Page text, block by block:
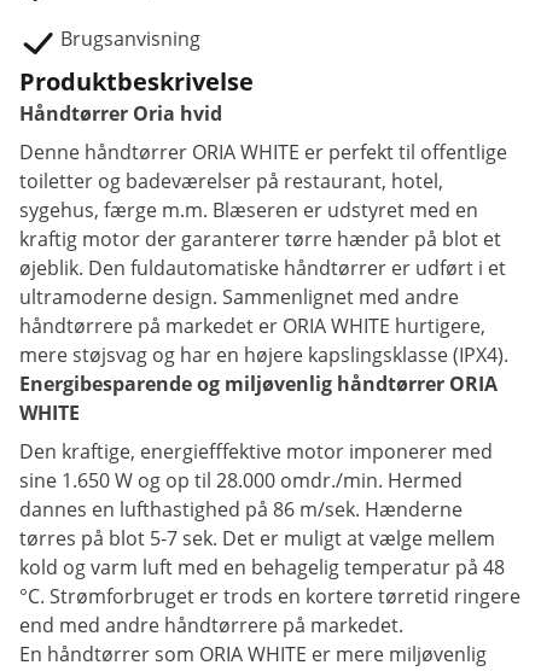
Brugsanvisning
Produktbeskrivelse
Håndtørrer Oria hvid
Denne håndtørrer ORIA WHITE er perfekt til offentlige
toiletter og badeværelser på restaurant, hotel,
sygehus, færge m.m. Blæseren er udstyret med en
kraftig motor der garanterer tørre hænder på blot et
øjeblik. Den fuldautomatiske håndtørrer er udført i et
ultramoderne design. Sammenlignet med andre
håndtørrere på markedet er ORIA WHITE hurtigere,
mere støjsvag og har en højere kapslingsklasse (IPX4).
Energibesparende og miljøvenlig håndtørrer ORIA
WHITE
Den kraftige, energiefffektive motor imponerer med
sine 1.650 W og op til 28.000 omdr./min. Hermed
dannes en lufthastighed på 86 m/sek. Hænderne
tørres på blot 5-7 sek. Det er muligt at vælge mellem
kold og varm luft med en behagelig temperatur på 48
°C. Strømforbruget er trods en kortere tørretid ringere
end med andre håndtørrere på markedet.
En håndtørrer som ORIA WHITE er mere miljøvenlig